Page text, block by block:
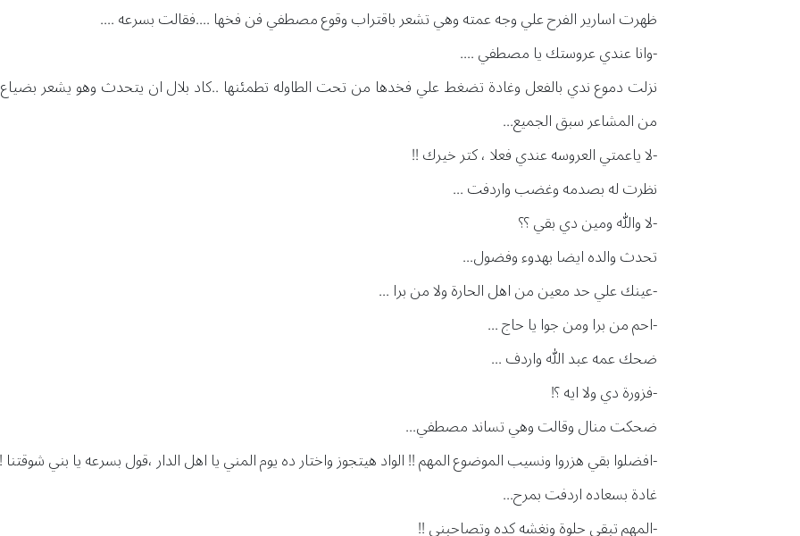
ظهرت اسارير الفرح علي وجه عمته وهي تشعر باقتراب وقوع مصطفي فن فخها ....فقالت بسرعه ....
-وانا عندي عروستك يا مصطفي ....
نزلت دموع ندي بالفعل وغادة تضغط علي فخدها من تحت الطاوله تطمئنها ..كاد بلال ان يتحدث وهو يشعر
من المشاعر سبق الجميع...
-لا ياعمتي العروسه عندي فعلا ، كتر خيرك !!
نظرت له بصدمه وغضب واردفت ...
-لا والله ومين دي بقي ؟؟
تحدث والده ايضا بهدوء وفضول...
-عينك علي حد معين من اهل الحارة ولا من برا ...
-احم من برا ومن جوا يا حاج ...
ضحك عمه عبد الله واردف ...
-فزورة دي ولا ايه ؟!
ضحكت منال وقالت وهي تساند مصطفي...
-افضلوا بقي هزروا ونسيب الموضوع المهم !! الواد هيتجوز واختار ده يوم المني يا اهل الدار ،قول بسرعه يا بني
غادة بسعاده اردفت بمرح...
-المهم تبقي حلوة ونغشه كده وتصاحبني !!